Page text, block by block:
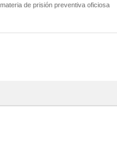
de prisión preventiva oficiosa